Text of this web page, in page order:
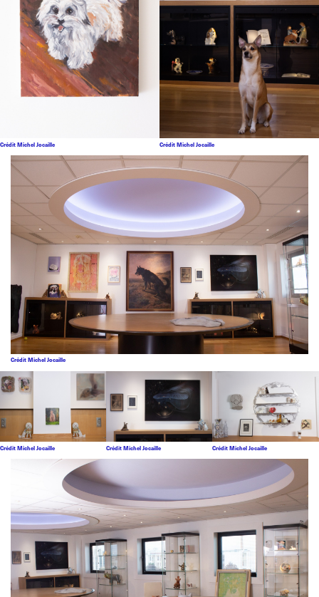
Crédit Michel Jocaille Crédit Michel Jocaille
Crédit Michel Jocaille
Crédit Michel Jocaille Crédit Michel Jocaille Crédit Michel Jocaille